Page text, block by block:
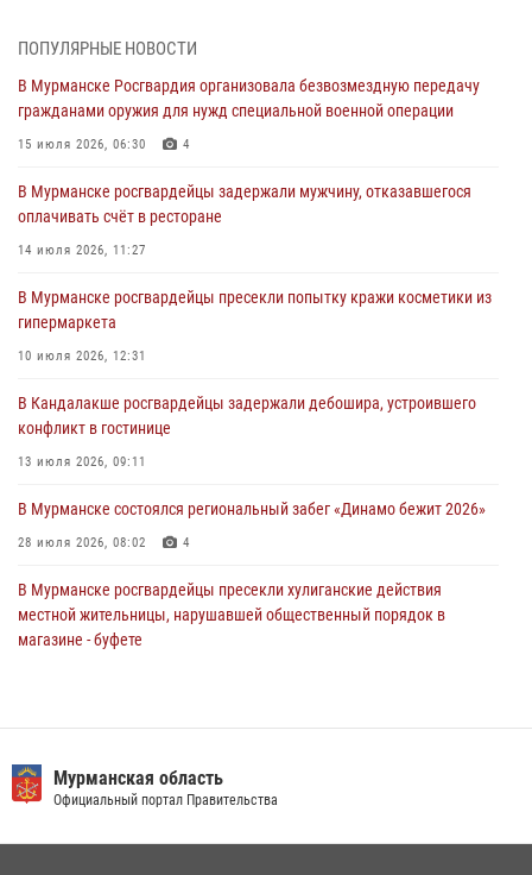
03 августа 2026, 12:23 4
Сотрудники вневедомственной охраны Росгвардии пресекли
хулиганские действия дебошира на автозаправочной станции
города Кандалакши
Сотрудники Росгвардии провели инструктаж по
антитеррористической защищенности для членов избирательных
31 июля 2026, 08:48 3
Сотрудники Росгвардии задержали мужчину, не оплатившего счет в
30 июля 2026, 14:09
В Управлении Росгвардии по Мурманской области прошло пожарно-
30 июля 2026, 14:05
ПОПУЛЯРНЫЕ НОВОСТИ
В Мурманске Росгвардия организовала безвозмездную передачу
гражданами оружия для нужд специальной военной операции
15 июля 2026, 06:30 4
В Мурманске росгвардейцы задержали мужчину, отказавшегося
оплачивать счёт в ресторане
14 июля 2026, 11:27
В Мурманске росгвардейцы пресекли попытку кражи косметики из
гипермаркета
10 июля 2026, 12:31
В Кандалакше росгвардейцы задержали дебошира, устроившего
конфликт в гостинице
13 июля 2026, 09:11
В Мурманске состоялся региональный забег «Динамо бежит 2026»
28 июля 2026, 08:02 4
В Мурманске росгвардейцы пресекли хулиганские действия
местной жительницы, нарушавшей общественный порядок в
магазине - буфете
безопасности в период выборов
16 июля 2026, 07:26
Мурманская область
Официальный портал Правительства